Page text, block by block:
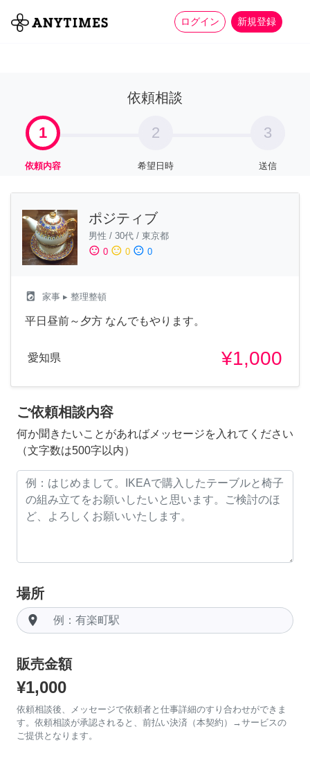
ログイン 新規登録
全て 家事 more_horiz
依頼相談
1
依頼内容
2
希望日時
3
送信
ポジティブ
男性 / 30代 / 東京都
sentiment_satisfied 0 sentiment_neutral 0 sentiment_dissatisfied 0
local_laundry_service 家事 ▸ 整理整頓
平日昼前～夕方 なんでもやります。
愛知県 ¥1,000
ご依頼相談内容
何か聞きたいことがあればメッセージを入れてください
（文字数は500字以内）
場所
room
販売金額
¥1,000
依頼相談後、メッセージで依頼者と仕事詳細のすり合わせができま
す。依頼相談が承認されると、前払い決済（本契約）→サービスの
ご提供となります。